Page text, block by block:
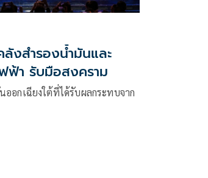
งสำรองน้ำมันและ
ฟ้า รับมือสงคราม
ออกเฉียงใต้ที่ได้รับผลกระทบจาก